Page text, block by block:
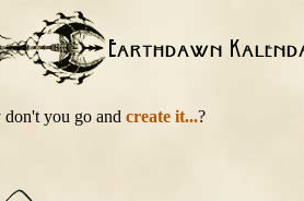
you go and create it...?